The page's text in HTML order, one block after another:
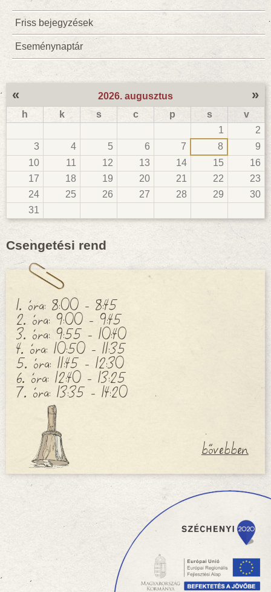
Friss bejegyzések
Eseménynaptár
2026. augusztus
« »
h k s c p s
v
1
2
3
4 5 6 7 8
9
10
11 12 13 14 15
16
17
18 19 20 21 22
23
24
25 26 27 28 29
30
31
Csengetési rend
1. óra: 8:00 - 8:45
2. óra: 9:00 - 9:45
3. óra: 9:55 - 10:40
4. óra: 10:50 - 11:35
5. óra: 11:45 - 12:30
6. óra: 12:40 - 13:25
7. óra: 13:35 - 14:20
bővebben